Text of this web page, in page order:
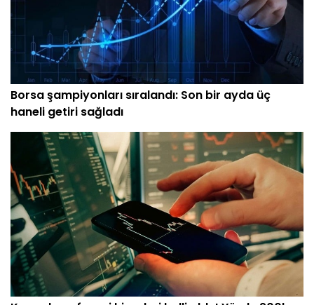
Borsa şampiyonları sıralandı: Son bir ayda üç
haneli getiri sağladı